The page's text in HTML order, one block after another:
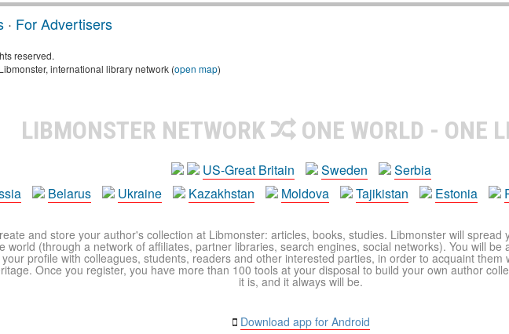
· For Advertisers
reserved.
international library network (open map)
LIBMONSTER NETWORK ONE WORLD - ONE
US-Great Britain Sweden
Serbia
Belarus Ukraine Kazakhstan Moldova Tajikistan Estonia
and store your author's collection at Libmonster: articles, books, studies. Libmonster will spread
world (through a network of affiliates, partner libraries, search engines, social networks). You will be
your profile with colleagues, students, readers and other interested parties, in order to acquaint them
Once you register, you have more than 100 tools at your disposal to build your own author
it is, and it always will be.
Download app for Android